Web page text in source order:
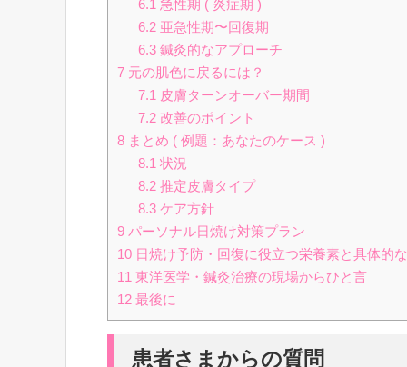
6.1 急性期 ( 炎症期 )
6.2亜急性期〜回復期
6.3鍼灸的なアプローチ
7 元の肌色に戻るには？
7.1 皮膚ターンオーバー期間
7.2改善のポイント
8 まとめ ( 例題：あなたのケース )
8.1 状況
8.2推定皮膚タイプ
8.3ケア方針
9 パーソナル日焼け対策プラン
10 日焼け予防・回復に役立つ栄養素と具体的
11 東洋医学・鍼灸治療の現場からひと言
12 最後に
患者さまからの質問